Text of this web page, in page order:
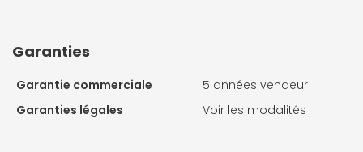
Garanties
Garantie commerciale
5 années vendeur
Garanties légales
Voir les modalités